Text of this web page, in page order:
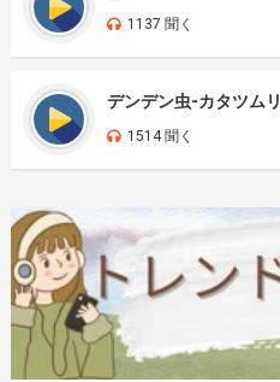
1137 聞く
デンデン虫-カタツムリ
1514 聞く